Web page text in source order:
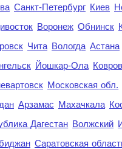
Санкт-Петербург Киев
Воронеж Обнинск
Чита Вологда Астана
Йошкар-Ола Ковров
Московская обл.
Арзамас Махачкала
Дагестан Волжский
Саратовская